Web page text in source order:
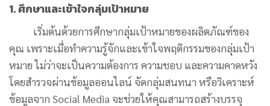
1. ศึกษาและเข้าใจกลุ่มเป้าหมาย
เริ่มต้นด้วยการศึกษากลุ่มเป้าหมายของผลิตภัณฑ์ของ
คุณ เพราะเมื่อทำความรู้จักและเข้าใจพฤติกรรมของกลุ่มเป้า
หมาย ไม่ว่าจะเป็นความต้องการ ความชอบ และความคาดหวัง
โดยสำรวจผ่านข้อมูลออนไลน์ จัดกลุ่มสนทนา หรือวิเคราะห์
ข้อมูลจาก Social Media จะช่วยให้คุณสามารถสร้างบรรจุ